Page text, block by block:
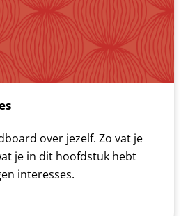
over jezelf. Zo vat je
je in dit hoofdstuk hebt
interesses.